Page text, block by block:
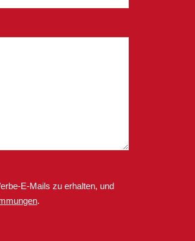
E-Mails zu erhalten, und
.